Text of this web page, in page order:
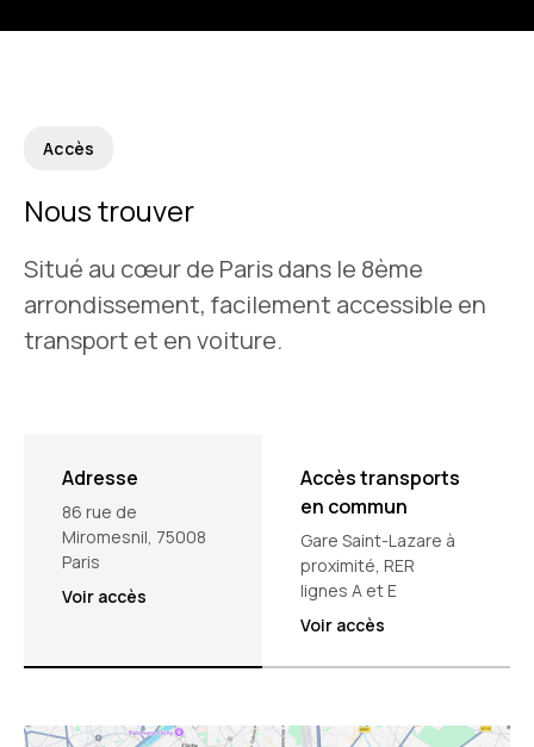
Accès
Nous trouver
Situé au cœur de Paris dans le 8ème
arrondissement, facilement accessible en
transport et en voiture.
Adresse
86 rue de
Miromesnil, 75008
Paris
Voir accès
Accès transports
en commun
Gare Saint-Lazare à
proximité, RER
lignes A et E
Voir accès